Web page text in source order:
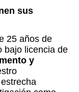
sus
25 años de
bajo licencia de
y